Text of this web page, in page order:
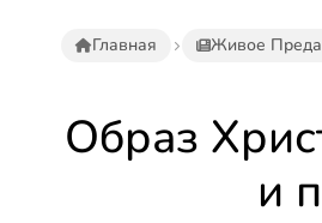
Главная Живое
Образ
и